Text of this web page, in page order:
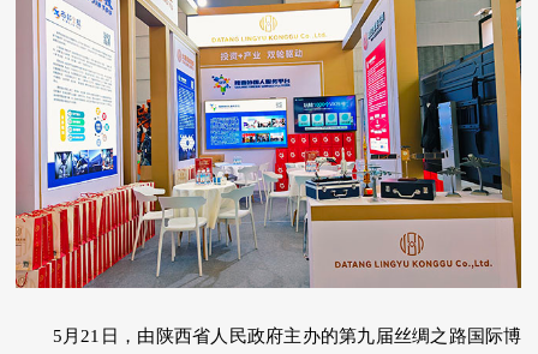
5月21日，由陕西省人民政府主办的第九届丝绸之路国际博